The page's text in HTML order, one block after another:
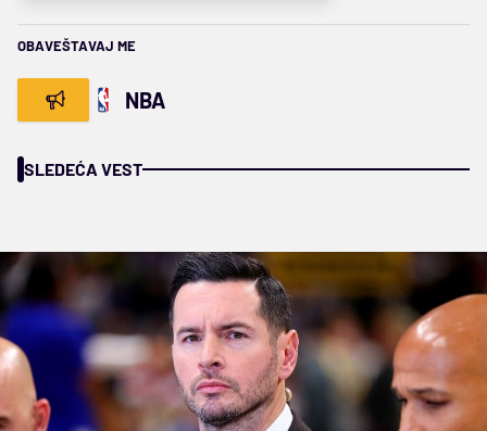
OBAVEŠTAVAJ ME
NBA
SLEDEĆA VEST